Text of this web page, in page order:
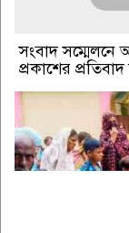
সংবাদ সম্মেলনে
প্রকাশের